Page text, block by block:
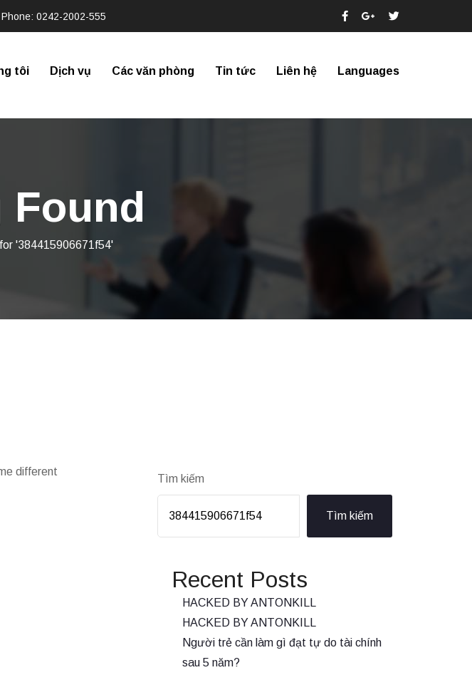
Phone: 0242-2002-555​
tôi Dịch vụ Các văn phòng Tin tức Liên hệ Languages
Found
'384415906671f54'
different
Tìm kiếm
Tìm kiếm
Recent Posts
HACKED BY ANTONKILL
HACKED BY ANTONKILL
Người trẻ cần làm gì đạt tự do tài chính
sau 5 năm?